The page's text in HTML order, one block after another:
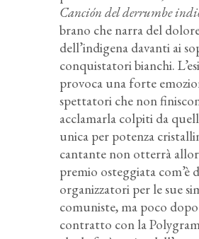
Canción del derrumbe
brano che narra del
dell’indigena davanti ai
conquistatori bianchi.
provoca una forte
spettatori che non
acclamarla colpiti da
unica per potenza
cantante non otterrà
premio osteggiata com’è
organizzatori per le sue
comuniste, ma poco
contratto con la